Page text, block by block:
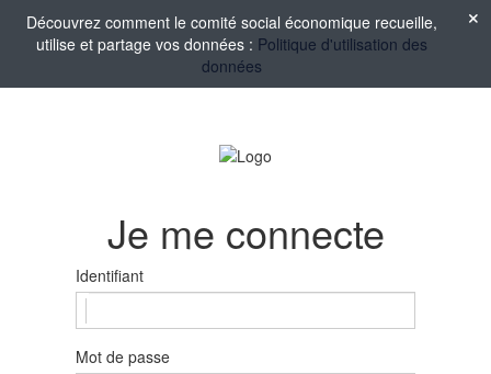
Découvrez comment le comité social économique recueille,
utilise et partage vos données : Politique d'utilisation des
données
Je me connecte
Identifiant
Mot de passe